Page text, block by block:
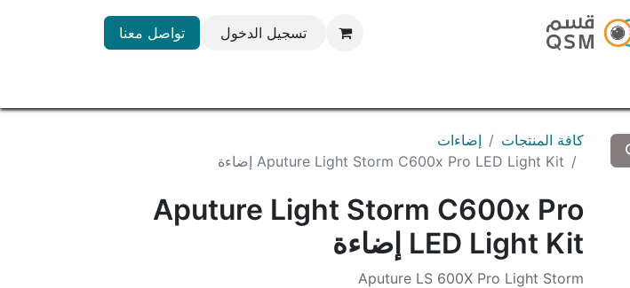
تسجيل الدخول تواصل معنا
كافة المنتجات
إضاءات
Aputure Light Storm C600x Pro LED Light Kit إضاءة
Aputure Light Storm C600x Pro
LED Light Kit إضاءة
Aputure LS 600X Pro Light Storm